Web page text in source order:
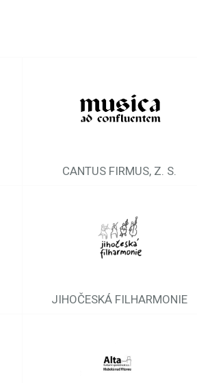
CANTUS FIRMUS, Z. S.
JIHOČESKÁ FILHARMONIE